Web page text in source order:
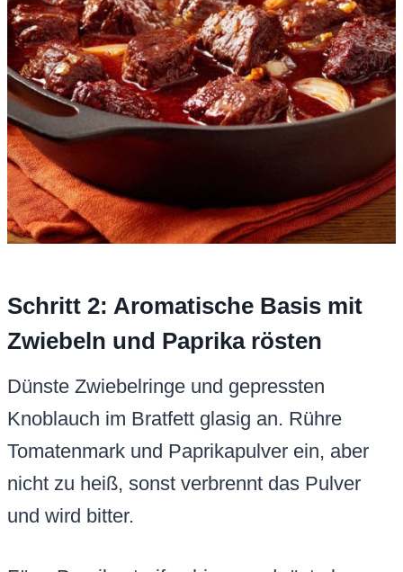
Schritt 2: Aromatische Basis mit
Zwiebeln und Paprika rösten
Dünste Zwiebelringe und gepressten
Knoblauch im Bratfett glasig an. Rühre
Tomatenmark und Paprikapulver ein, aber
nicht zu heiß, sonst verbrennt das Pulver
und wird bitter.